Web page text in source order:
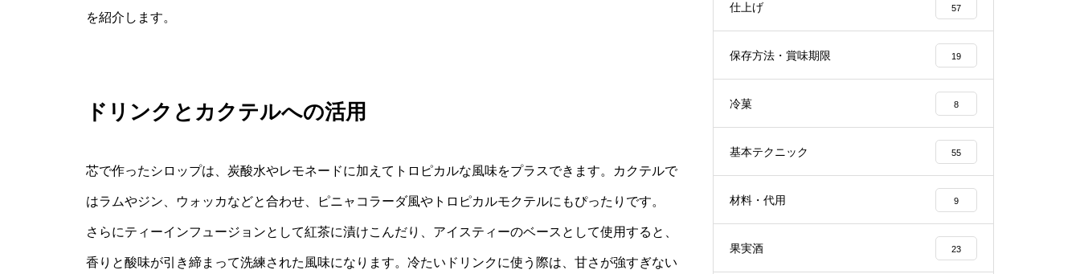
を紹介します。
ドリンクとカクテルへの活用
芯で作ったシロップは、炭酸水やレモネードに加えてトロピカルな風味をプラスできます。カクテルで
はラムやジン、ウォッカなどと合わせ、ピニャコラーダ風やトロピカルモクテルにもぴったりです。
さらにティーインフュージョンとして紅茶に漬けこんだり、アイスティーのベースとして使用すると、
香りと酸味が引き締まって洗練された風味になります。冷たいドリンクに使う際は、甘さが強すぎない
仕上げ 57
保存方法・賞味期限 19
冷菓 8
基本テクニック 55
材料・代用 9
果実酒 23